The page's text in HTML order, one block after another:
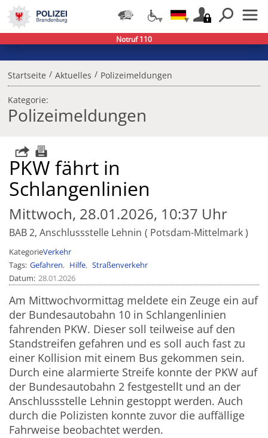
Startseite / Aktuelles / Polizeimeldungen
Kategorie:
Polizeimeldungen
PKW fährt in
Schlangenlinien
Mittwoch, 28.01.2026, 10:37 Uhr
BAB 2, Anschlussstelle Lehnin Potsdam-Mittelmark
KategorieVerkehr
Tags Gefahren Hilfe
Straßenverkehr
Datum 28.01.2026
Am Mittwochvormittag meldete ein Zeuge ein auf
der Bundesautobahn 10 in Schlangenlinien
fahrenden PKW. Dieser soll teilweise auf den
Standstreifen gefahren und es soll auch fast zu
einer Kollision mit einem Bus gekommen sein.
Durch eine alarmierte Streife konnte der PKW auf
der Bundesautobahn 2 festgestellt und an der
Anschlussstelle Lehnin gestoppt werden. Auch
durch die Polizisten konnte zuvor die auffällige
Fahrweise beobachtet werden.
Notruf 110